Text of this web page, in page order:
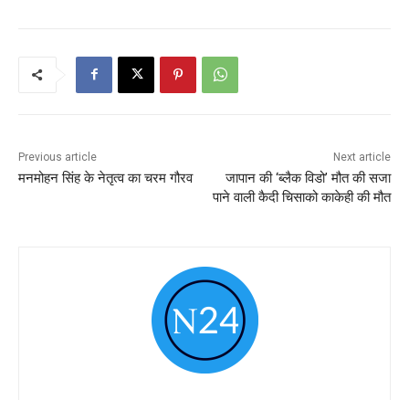
Previous article
मनमोहन सिंह के नेतृत्व का चरम गौरव
Next article
जापान की ‘ब्लैक विडो’ मौत की सजा
पाने वाली कैदी चिसाको काकेही की मौत